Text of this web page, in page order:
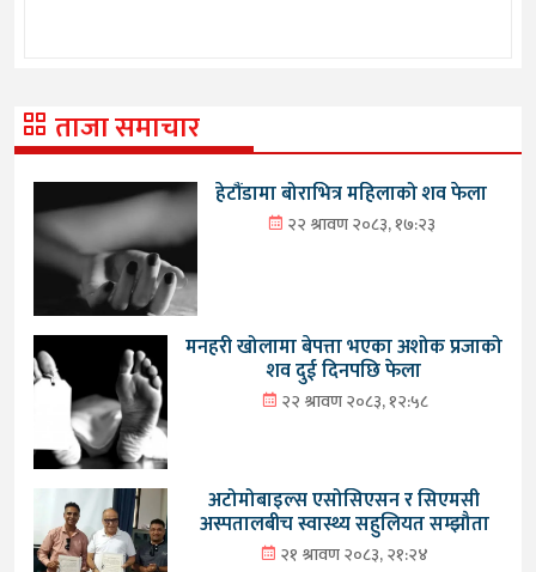
ताजा समाचार
हेटौंडामा बोराभित्र महिलाको शव फेला
२२ श्रावण २०८३, १७:२३
मनहरी खोलामा बेपत्ता भएका अशोक प्रजाको
शव दुई दिनपछि फेला
२२ श्रावण २०८३, १२:५८
अटोमोबाइल्स एसोसिएसन र सिएमसी
अस्पतालबीच स्वास्थ्य सहुलियत सम्झौता
२१ श्रावण २०८३, २१:२४